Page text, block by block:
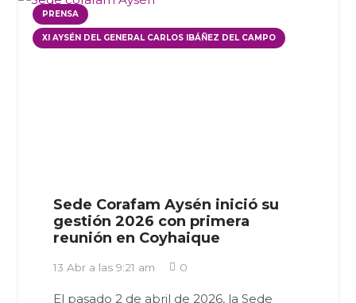
PRENSA
XI AYSÉN DEL GENERAL CARLOS IBÁÑEZ DEL CAMPO
Sede Corafam Aysén inició su
gestión 2026 con primera
reunión en Coyhaique
13 Abr a las 9:21 am 0
El pasado 2 de abril de 2026, la Sede